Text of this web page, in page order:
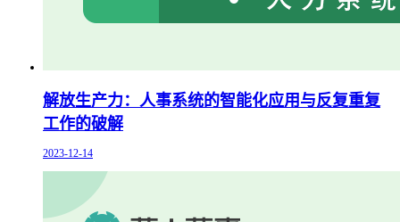
解放生产力：人事系统的智能化应用与反复重复
工作的破解
2023-12-14